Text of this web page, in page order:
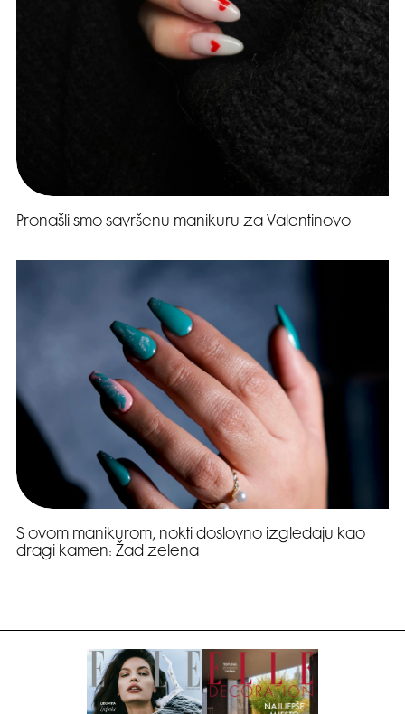
Pronašli smo savršenu manikuru za Valentinovo
S ovom manikurom, nokti doslovno izgledaju kao
dragi kamen: Žad zelena